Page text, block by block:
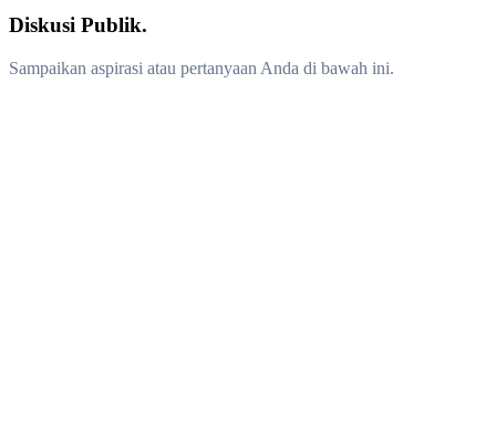
Diskusi Publik.
Sampaikan aspirasi atau pertanyaan Anda di bawah ini.